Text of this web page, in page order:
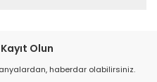
Olun
haberdar olabilirsiniz.